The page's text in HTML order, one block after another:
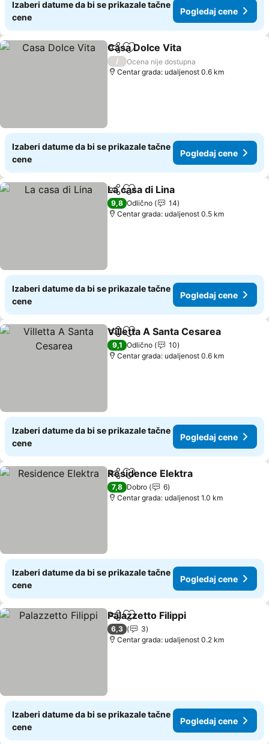
Izaberi datume da bi se prikazale tačne
cene
Pogledaj cene
Deli Dodati u favorite
Casa Dolce Vita
/
Ocena nije dostupna
Centar grada: udaljenost 0.6 km
Izaberi datume da bi se prikazale tačne
cene
Pogledaj cene
Deli Dodati u favorite
La casa di Lina
9,8 Odlično
14
Centar grada: udaljenost 0.5 km
Izaberi datume da bi se prikazale tačne
cene
Pogledaj cene
Deli Dodati u favorite
Villetta A Santa Cesarea
9,1 Odlično
10
Centar grada: udaljenost 0.6 km
Izaberi datume da bi se prikazale tačne
cene
Pogledaj cene
Deli Dodati u favorite
Residence Elektra
7,8 Dobro
6
Centar grada: udaljenost 1.0 km
Izaberi datume da bi se prikazale tačne
cene
Pogledaj cene
Deli Dodati u favorite
Palazzetto Filippi
6,3
3
Centar grada: udaljenost 0.2 km
Izaberi datume da bi se prikazale tačne
cene
Pogledaj cene